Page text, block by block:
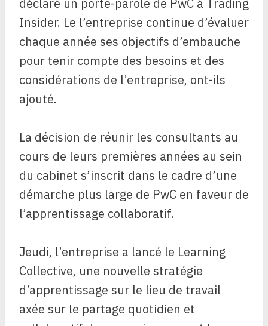
déclaré un porte-parole de PwC à Trading
Insider. Le l’entreprise continue d’évaluer
chaque année ses objectifs d’embauche
pour tenir compte des besoins et des
considérations de l’entreprise, ont-ils
ajouté.
La décision de réunir les consultants au
cours de leurs premières années au sein
du cabinet s’inscrit dans le cadre d’une
démarche plus large de PwC en faveur de
l’apprentissage collaboratif.
Jeudi, l’entreprise a lancé le Learning
Collective, une nouvelle stratégie
d’apprentissage sur le lieu de travail
axée sur le partage quotidien et